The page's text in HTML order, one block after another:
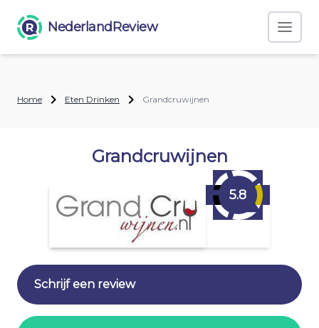
NederlandReview
Home Eten Drinken Grandcruwijnen
Grandcruwijnen
5.8
Schrijf een review